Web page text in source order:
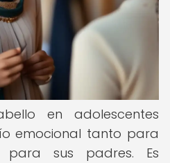
en adolescentes
emocional tanto para
para sus padres. Es